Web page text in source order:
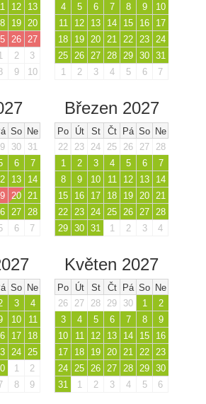
12
13
19
20
26
27
2
3
9 10
4
5 6 7 8 9
10
11
12 13 14 15 16
17
18
19 20 21 22 23
24
25
26 27 28 29 30 31
1
2 3 4 5 6 7
So Ne
30
31
6
7
13
14
20 21
27 28
6 7
Březen 2027
Po Út St Čt Pá So Ne
22
23 24 25 26 27
28
1
2 3 4 5 6
7
8
9 10 11 12 13
14
15
16 17 18 19 20 21
22 23 24 25 26 27 28
29 30 31 1 2 3 4
So Ne
3
4
10
11
17
18
24 25
1
2
8 9
Květen 2027
Po Út St Čt Pá So Ne
26
27 28 29 30 1
2
3
4 5 6 7 8
9
10
11 12 13 14 15
16
17
18 19 20 21 22 23
24 25 26 27 28 29 30
31
1 2 3 4 5 6